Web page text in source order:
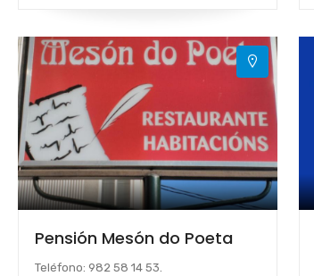
Pensión Mesón do Poeta
Teléfono: 982 58 14 53.